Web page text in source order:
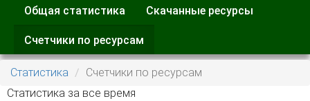
Главные вкладки
Общая статистика Скачанные ресурсы
Счетчики по ресурсам
вкладка)
Статистика
Счетчики по ресурсам
Статистика за все время